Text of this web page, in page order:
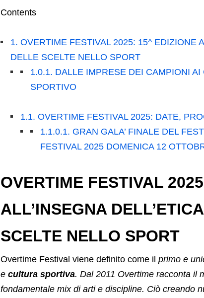
Contents
1. OVERTIME FESTIVAL 2025: 15^ EDIZIONE
DELLE SCELTE NELLO SPORT
1.0.1. DALLE IMPRESE DEI CAMPIONI
SPORTIVO
1.1. OVERTIME FESTIVAL 2025: DATE,
1.1.0.1. GRAN GALA’ FINALE DEL
FESTIVAL 2025 DOMENICA 12
OVERTIME FESTIVAL
ALL’INSEGNA
SCELTE NELLO SPORT
Overtime Festival viene definito come il primo e
e cultura sportiva. Dal 2011 Overtime racconta il
fondamentale mix di arti e discipline. Ciò creando